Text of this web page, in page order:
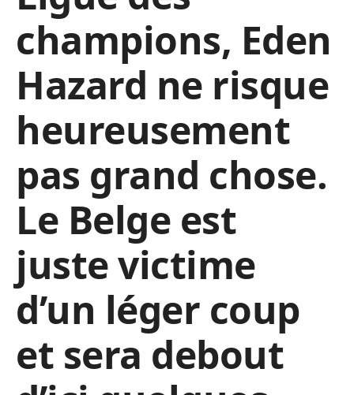
champions, Eden
Hazard ne risque
heureusement
pas grand chose.
Le Belge est
juste victime
d’un léger coup
et sera debout